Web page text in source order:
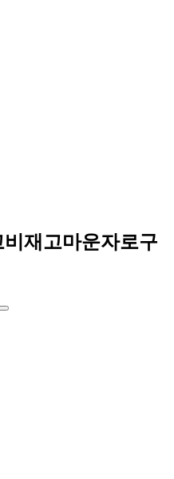
재고마운자로구